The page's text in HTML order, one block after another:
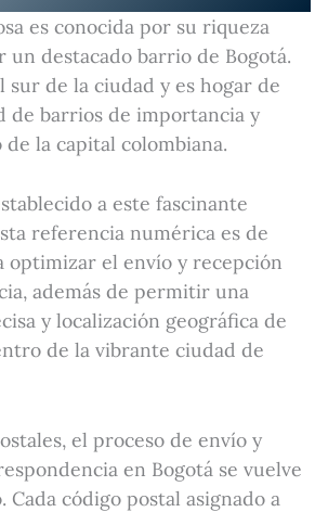
es conocida por su riqueza
un destacado barrio de Bogotá.
sur de la ciudad y es hogar de
de barrios de importancia y
la capital colombiana.
a este fascinante
referencia numérica es de
optimizar el envío y recepción
además de permitir una
y localización geográfica de
de la vibrante ciudad de
el proceso de envío y
en Bogotá se vuelve
Cada código postal asignado a